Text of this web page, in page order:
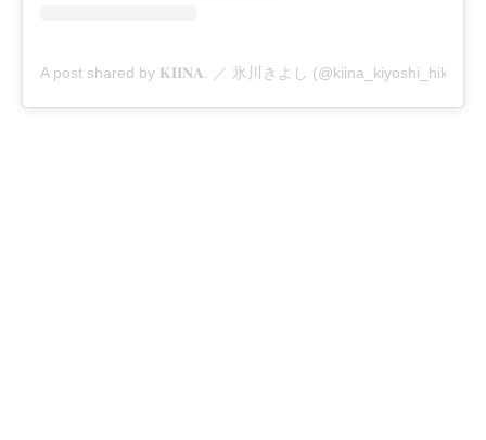
A post shared by 𝐊𝐈𝐈𝐍𝐀. ／ 氷川きよし (@kiina_kiyoshi_hikawa)